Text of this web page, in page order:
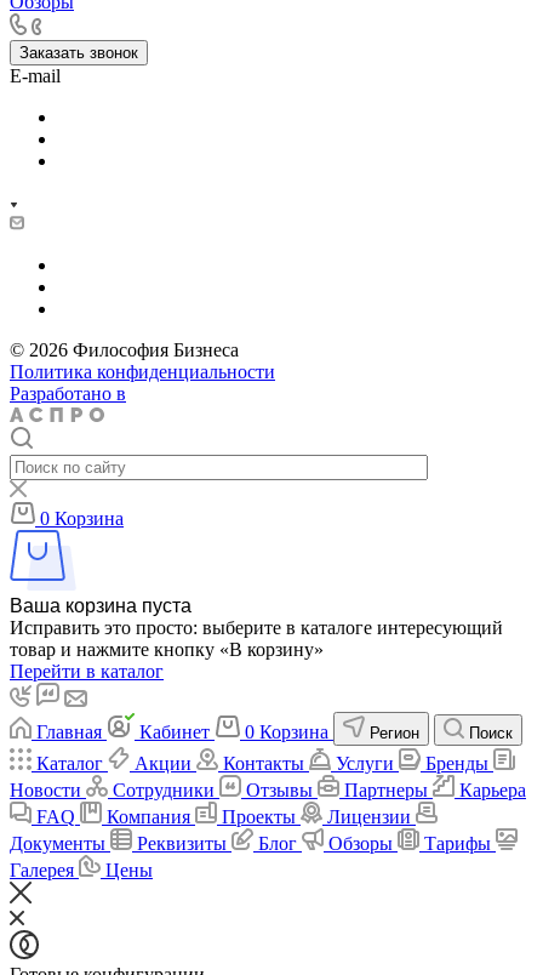
Заказать звонок
E-mail
© 2026 Философия Бизнеса
Политика конфиденциальности
Разработано в
0 Корзина
Ваша корзина пуста
Исправить это просто: выберите в каталоге интересующий
товар и нажмите кнопку «В корзину»
Перейти в каталог
Главная Кабинет 0 Корзина Регион Поиск
Каталог Акции Контакты Услуги
Бренды
Новости
Сотрудники Отзывы Партнеры
Карьера
FAQ
Компания Проекты
Лицензии
Документы
Реквизиты Блог Обзоры
Тарифы
Галерея
Цены